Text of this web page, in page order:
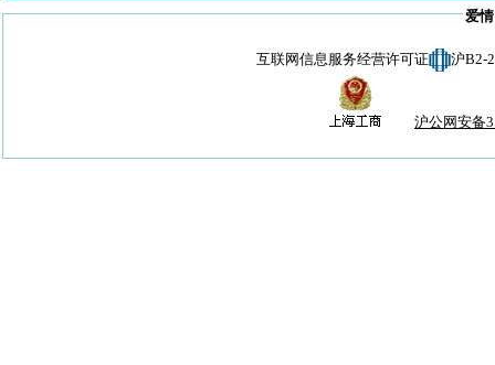
爱
互联网信息服务经营许可证 沪B2-
沪公网安备